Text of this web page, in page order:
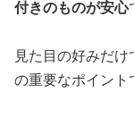
付きのものが安心
見た目の好みだ
の重要なポイント